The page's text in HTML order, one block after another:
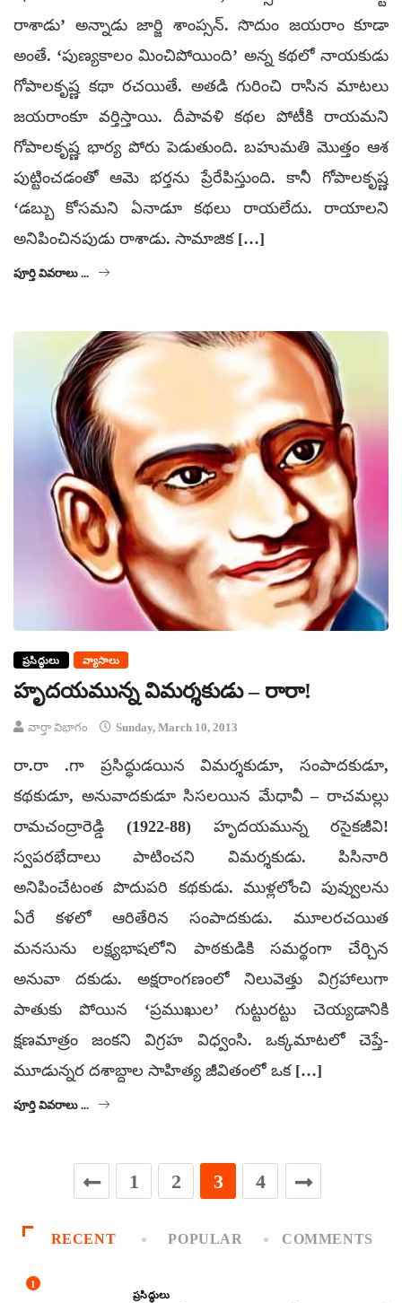
రాశాడు’ అన్నాడు జార్జి శాంప్సన్. సొదుం జయరాం కూడా
అంతే. ‘పుణ్యకాలం మించిపోయింది’ అన్న కథలో నాయకుడు
గోపాలకృష్ణ కథా రచయితే. అతడి గురించి రాసిన మాటలు
జయరాంకూ వర్తిస్తాయి. దీపావళి కథల పోటీకి రాయమని
గోపాలకృష్ణ భార్య పోరు పెడుతుంది. బహుమతి మొత్తం ఆశ
పుట్టించడంతో ఆమె భర్తను ప్రేరేపిస్తుంది. కానీ గోపాలకృష్ణ
‘డబ్బు కోసమని ఏనాడూ కథలు రాయలేదు. రాయాలని
అనిపించినపుడు రాశాడు. సామాజిక […]
పూర్తి వివరాలు ...
ప్రసిద్ధులు వ్యాసాలు
హృదయమున్న విమర్శకుడు – రారా!
వార్తా విభాగం Sunday, March 10, 2013
రా.రా .గా ప్రసిద్ధుడయిన విమర్శకుడూ, సంపాదకుడూ,
కథకుడూ, అనువాదకుడూ సిసలయిన మేధావీ – రాచమల్లు
రామచంద్రారెడ్డి (1922-88) హృదయమున్న రసైకజీవి!
స్వపరభేదాలు పాటించని విమర్శకుడు. పిసినారి
అనిపించేటంత పొదుపరి కథకుడు. ముళ్లలోంచి పువ్వులను
ఏరే కళలో ఆరితేరిన సంపాదకుడు. మూలరచయిత
మనసును లక్ష్యభాషలోని పాఠకుడికి సమర్థంగా చేర్చిన
అనువా దకుడు. అక్షరాంగణంలో నిలువెత్తు విగ్రహాలుగా
పాతుకు పోయిన ‘ప్రముఖుల’ గుట్టురట్టు చెయ్యడానికి
క్షణమాత్రం జంకని విగ్రహ విధ్వంసి. ఒక్కమాటలో చెప్తే-
మూడున్నర దశాబ్దాల సాహిత్య జీవితంలో ఒక […]
పూర్తి వివరాలు ...
1 2 3 4
RECENT POPULAR COMMENTS
1
ప్రసిద్ధులు